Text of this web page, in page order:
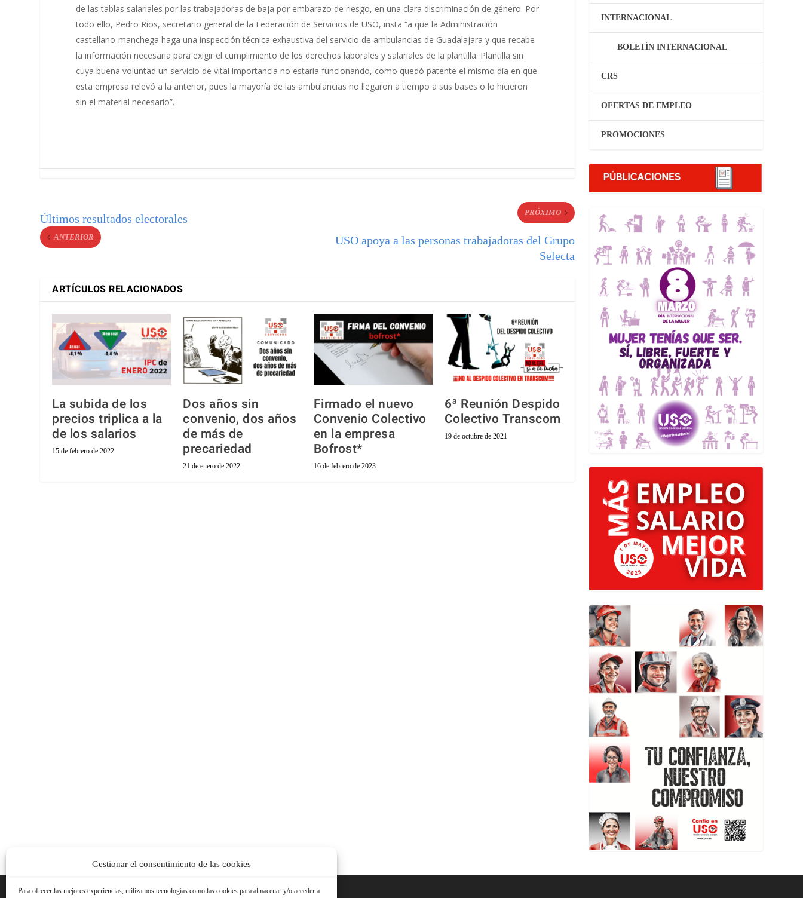
Gestionar el consentimiento de las cookies
Para ofrecer las mejores experiencias, utilizamos tecnologías como las cookies para almacenar y/o acceder a
de las tablas salariales por las trabajadoras de baja por embarazo de riesgo, en una clara discriminación de género. Por
todo ello, Pedro Ríos, secretario general de la Federación de Servicios de USO, insta “a que la Administración
castellano-manchega haga una inspección técnica exhaustiva del servicio de ambulancias de Guadalajara y que recabe
la información necesaria para exigir el cumplimiento de los derechos laborales y salariales de la plantilla. Plantilla sin
cuya buena voluntad un servicio de vital importancia no estaría funcionando, como quedó patente el mismo día en que
esta empresa relevó a la anterior, pues la mayoría de las ambulancias no llegaron a tiempo a sus bases o lo hicieron
sin el material necesario”.
Últimos resultados electorales
ANTERIOR
PRÓXIMO
USO apoya a las personas trabajadoras del Grupo
Selecta
ARTÍCULOS RELACIONADOS
La subida de los
precios triplica a la
de los salarios
15 de febrero de 2022
Dos años sin
convenio, dos años
de más de
precariedad
21 de enero de 2022
Firmado el nuevo
Convenio Colectivo
en la empresa
Bofrost*
16 de febrero de 2023
6ª Reunión Despido
Colectivo Transcom
19 de octubre de 2021
INTERNACIONAL
BOLETÍN INTERNACIONAL
CRS
OFERTAS DE EMPLEO
PROMOCIONES